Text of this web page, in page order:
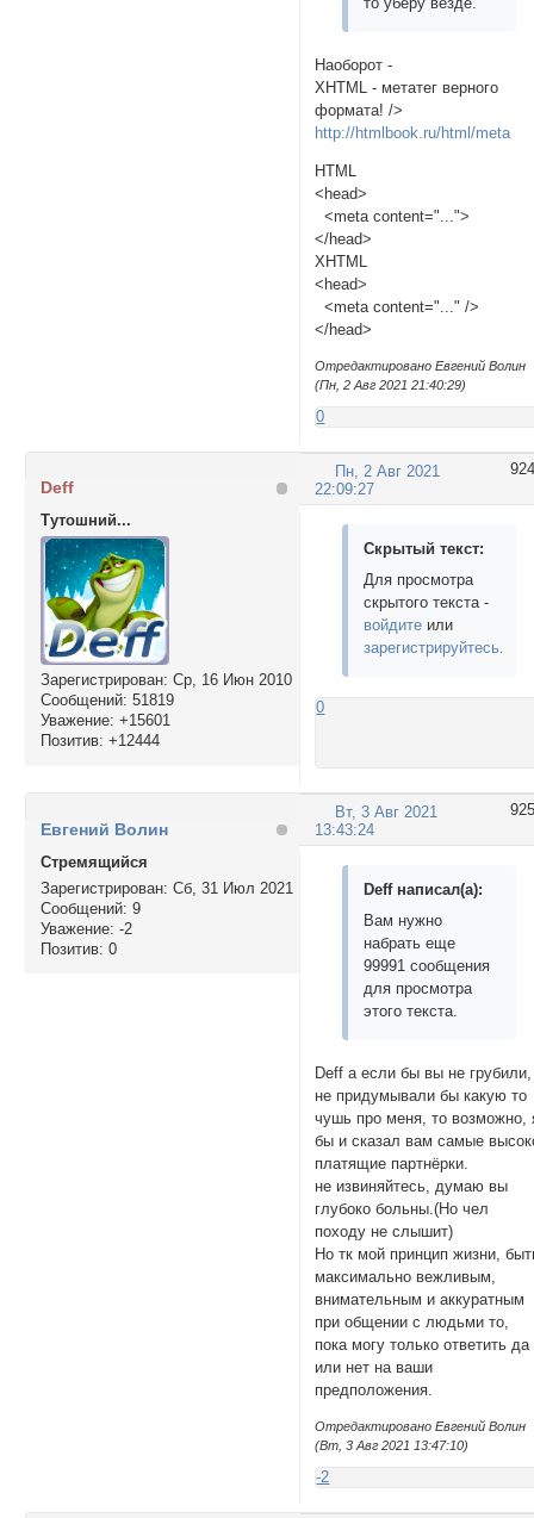
Наоборот -
XHTML - метатег верного
формата! />
http://htmlbook.ru/html/meta
HTML
<head>
<meta content="...">
</head>
XHTML
<head>
<meta content="..." />
</head>
Отредактировано Евгений Волин
(Пн, 2 Авг 2021 21:40:29)
0
924
Пн, 2 Авг 2021
22:09:27
Deff
Тутошний...
Зарегистрирован: Ср, 16 Июн 2010
Сообщений: 51819
Уважение: +15601
Позитив: +12444
Скрытый текст:
Для просмотра
скрытого текста -
войдите или
зарегистрируйтесь
0
925
Вт, 3 Авг 2021
13:43:24
Евгений Волин
Стремящийся
Зарегистрирован: Сб, 31 Июл 2021
Сообщений: 9
Уважение: -2
Позитив: 0
Deff написал(а):
Вам нужно
набрать еще
99991 сообщения
для просмотра
этого текста.
Deff а если бы вы не грубили,
не придумывали бы какую то
чушь про меня, то возможно,
бы и сказал вам самые
платящие партнёрки.
не извиняйтесь, думаю вы
глубоко больны.(Но чел
походу не слышит)
Но тк мой принцип жизни,
максимально вежливым,
внимательным и аккуратным
при общении с людьми то,
пока могу только ответить да
или нет на ваши
предположения.
Отредактировано Евгений Волин
(Вт, 3 Авг 2021 13:47:10)
-2